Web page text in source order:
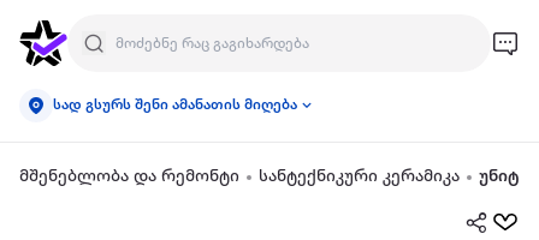
სად გსურს შენი ამანათის მიღება
მშენებლობა და რემონტი სანტექნიკური კერამიკა